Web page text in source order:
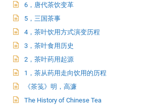
6，唐代茶饮变革
5，三国茶事
4，茶叶饮用方式演变历程
3，茶叶食用历史
2，茶叶药用起源
1，茶从药用走向饮用的历程
《茶笺》明，高濂
The History of Chinese Tea